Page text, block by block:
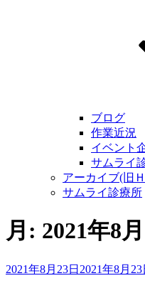
ブログ
作業近況
イベント
サムライ
アーカイブ(旧
サムライ診療所
月: 2021年8月
投
2021年8月23日 2021年8月23